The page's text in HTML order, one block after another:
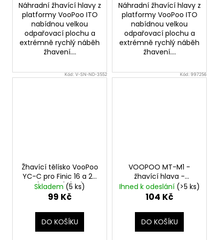
Náhradní žhavící hlavy z
platformy VooPoo ITO
nabídnou velkou
odpařovací plochu a
extrémně rychlý náběh
žhavení....
Náhradní žhavící hlavy z
platformy VooPoo ITO
nabídnou velkou
odpařovací plochu a
extrémně rychlý náběh
žhavení....
Kód:V-SN-ND-3552
Žhavící tělísko VooPoo
YC-C pro Finic 16 a 20
(1,6ohm) (1ks)
Skladem (5 ks)
99 Kč
DO KOŠÍKU
Kód:997256
VOOPOO MT-M1 -
žhavící hlava -
0,13ohm
Ihned k odeslání (>5 ks)
104 Kč
DO KOŠÍKU